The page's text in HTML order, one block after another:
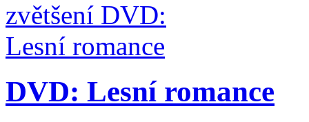
DVD: Lesní romance